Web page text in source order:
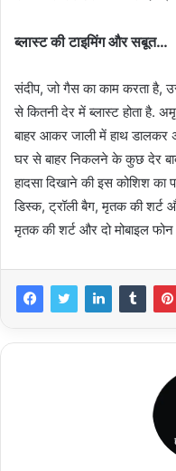
ब्लास्ट की टाइमिंग और सबूत…
संदीप, जो गैस का काम करता है,
से कितनी देर में ब्लास्ट होता है.
बाहर आकर जाली में हाथ डालकर
घर से बाहर निकलने के कुछ देर बाद
हादसा दिखाने की इस कोशिश का
डिस्क, ट्रॉली बैग, मृतक की शर्ट
मृतक की शर्ट और दो मोबाइल फोन